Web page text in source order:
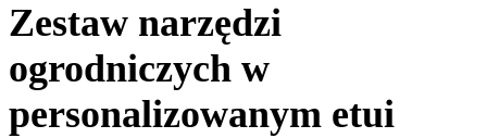
Zestaw narzędzi
ogrodniczych w
personalizowanym etui